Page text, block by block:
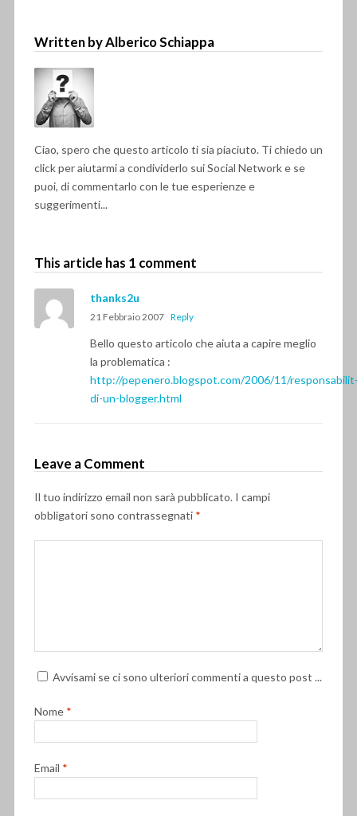
Written by Alberico Schiappa
Ciao, spero che questo articolo ti sia piaciuto. Ti chiedo un
click per aiutarmi a condividerlo sui Social Network e se
puoi, di commentarlo con le tue esperienze e
suggerimenti...
This article has 1 comment
thanks2u
21 Febbraio 2007 Reply
Bello questo articolo che aiuta a capire meglio
la problematica :
http://pepenero.blogspot.com/2006/11/
di-un-blogger.html
Leave a Comment
Il tuo indirizzo email non sarà pubblicato. I campi
obbligatori sono contrassegnati *
Avvisami se ci sono ulteriori commenti a questo post ...
Nome *
Email *